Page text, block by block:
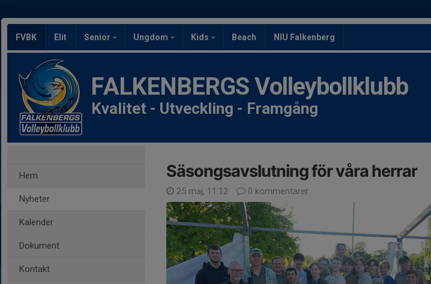
FVBK Elit Senior Ungdom Kids Beach NIU Falkenberg
FALKENBERGS Volleybollklubb
Kvalitet - Utveckling - Framgång
Hem
Nyheter
Kalender
Dokument
Kontakt
Säsongsavslutning för våra herrar
25 maj, 11:12 0 kommentarer